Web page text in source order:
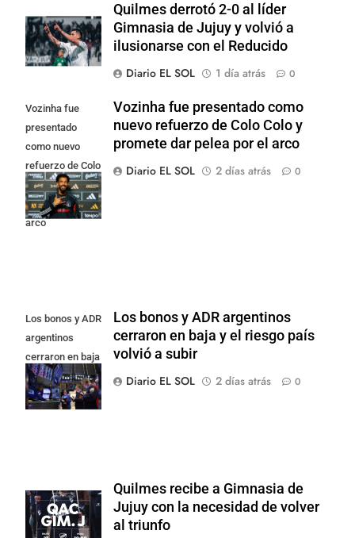
Quilmes derrotó 2-0 al líder
Gimnasia de Jujuy y volvió a
ilusionarse con el Reducido
Diario EL SOL
1 día atrás 0
Vozinha fue
presentado
como nuevo
refuerzo de Colo
Colo y promete
dar pelea por el
arco
Vozinha fue presentado como
nuevo refuerzo de Colo Colo y
promete dar pelea por el arco
Diario EL SOL
2 días atrás 0
Los bonos y ADR
argentinos
cerraron en baja
y el riesgo país
volvió a subir
Los bonos y ADR argentinos
cerraron en baja y el riesgo país
volvió a subir
Diario EL SOL
2 días atrás 0
Quilmes recibe a Gimnasia de
Jujuy con la necesidad de volver
al triunfo